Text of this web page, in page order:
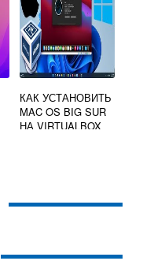
КАК УСТАНОВИТЬ
MAC OS BIG SUR
НА VIRTUALBOX